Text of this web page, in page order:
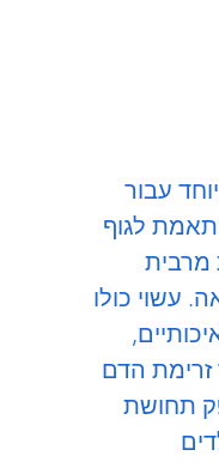
עבור
לגוף
מרבית
עשוי כולו
זרימת הדם
תחושת